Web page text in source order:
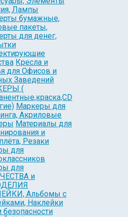
Лампы
бумажные,
пакеты,
для денег,
Кресла и
для Офисов и
Заведений
(
Маркеры для
Акриловые
Материалы для
и
Резаки
для
для
и
Альбомы с
Наклейки
безопасности